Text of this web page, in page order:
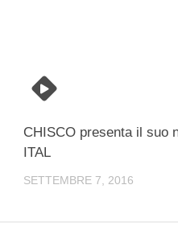
CHISCO presenta il suo
ITAL
SETTEMBRE 7, 2016